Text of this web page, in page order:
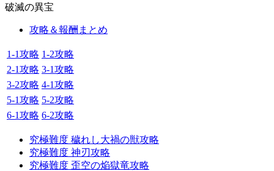
破滅の異宝
攻略＆報酬まとめ
1-1攻略 1-2攻略
2-1攻略 3-1攻略
3-2攻略 4-1攻略
5-1攻略 5-2攻略
6-1攻略 6-2攻略
究極難度 穢れし大禍の獣攻略
究極難度 神刃攻略
究極難度 歪空の焔獄竜攻略